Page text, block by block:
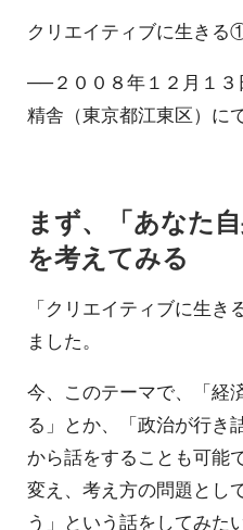
クリエイティブに生きる
──２００８年１２月１
精舎（東京都江東区）に
まず、「あなた
を考えてみる
「クリエイティブに生
ました。
今、このテーマで、「経
る」とか、「政治が行き
から話をすることも可能
変え、考え方の問題とし
う」という話をしてみた